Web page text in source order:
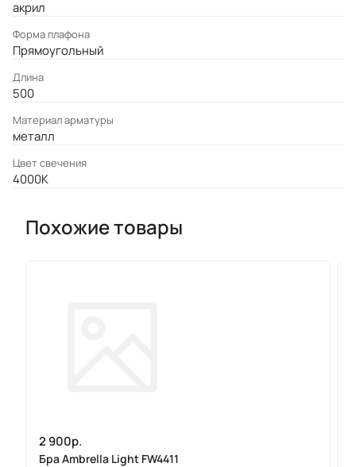
акрил
Форма плафона
Прямоугольный
Длина
500
Материал арматуры
металл
Цвет свечения
4000K
Похожие товары
2 900р.
Бра Ambrella Light FW4411